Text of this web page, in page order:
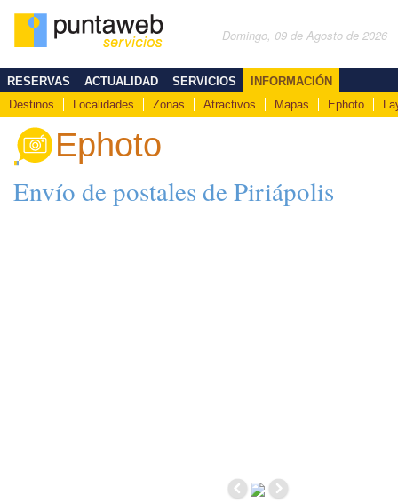
Domingo, 09 de Agosto de 2026
RESERVAS ACTUALIDAD SERVICIOS
INFORMACIÓN
Destinos
Localidades Zonas Atractivos Mapas Ephoto
Ephoto
Envío de postales de Piriápolis